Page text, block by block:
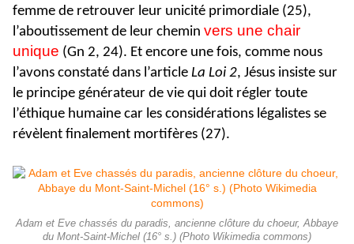
femme de retrouver leur unicité primordiale (25),
l’aboutissement de leur chemin vers une chair
unique (Gn 2, 24). Et encore une fois, comme nous
l’avons constaté dans l’article La Loi 2, Jésus insiste sur
le principe générateur de vie qui doit régler toute
l’éthique humaine car les considérations légalistes se
révèlent finalement mortifères (27).
Adam et Eve chassés du paradis, ancienne clôture du choeur, Abbaye
du Mont-Saint-Michel (16° s.) (Photo Wikimedia commons)